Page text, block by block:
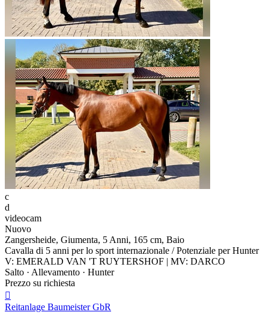
c
d
videocam
Nuovo
Zangersheide, Giumenta, 5 Anni, 165 cm, Baio
Cavalla di 5 anni per lo sport internazionale / Potenziale per Hunter
V: EMERALD VAN 'T RUYTERSHOF | MV: DARCO
Salto · Allevamento · Hunter
Prezzo su richiesta

Reitanlage Baumeister GbR